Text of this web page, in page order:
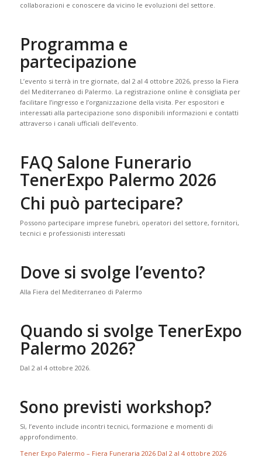
collaborazioni e conoscere da vicino le evoluzioni del settore.
Programma e
partecipazione
L’evento si terrà in tre giornate, dal 2 al 4 ottobre 2026, presso la Fiera
del Mediterraneo di Palermo. La registrazione online è consigliata per
facilitare l’ingresso e l’organizzazione della visita. Per espositori e
interessati alla partecipazione sono disponibili informazioni e contatti
attraverso i canali ufficiali dell’evento.
FAQ Salone Funerario
TenerExpo Palermo 2026
Chi può partecipare?
Possono partecipare imprese funebri, operatori del settore, fornitori,
tecnici e professionisti interessati
Dove si svolge l’evento?
Alla Fiera del Mediterraneo di Palermo
Quando si svolge TenerExpo
Palermo 2026?
Dal 2 al 4 ottobre 2026.
Sono previsti workshop?
Sì, l’evento include incontri tecnici, formazione e momenti di
approfondimento.
Tener Expo Palermo – Fiera Funeraria 2026 Dal 2 al 4 ottobre 2026